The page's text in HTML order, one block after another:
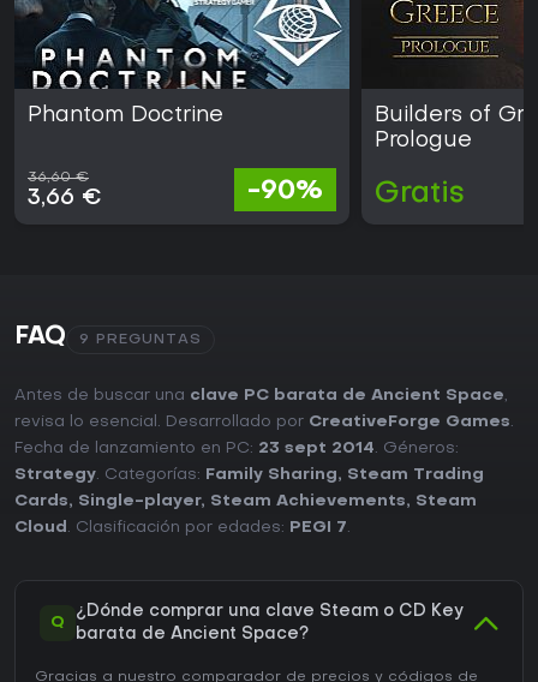
Phantom Doctrine
36,60 €
3,66 € -90%
Builders of
Prologue
Gratis
FAQ 9 PREGUNTAS
Antes de buscar una clave PC barata de Ancient Space,
revisa lo esencial. Desarrollado por CreativeForge Games.
Fecha de lanzamiento en PC: 23 sept 2014. Géneros:
Strategy. Categorías: Family Sharing, Steam Trading
Cards, Single-player, Steam Achievements, Steam
Cloud . Clasificación por edades: PEGI 7.
Q
¿Dónde comprar una clave Steam o CD Key
barata de Ancient Space?
Gracias a nuestro comparador de precios y códigos de